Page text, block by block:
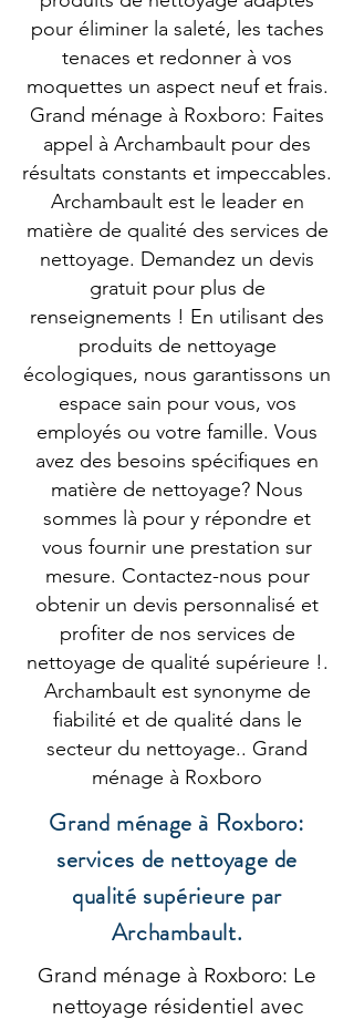
pour éliminer la saleté, les taches
tenaces et redonner à vos
moquettes un aspect neuf et frais.
Grand ménage à Roxboro: Faites
appel à Archambault pour des
résultats constants et impeccables.
Archambault est le leader en
matière de qualité des services de
nettoyage. Demandez un devis
gratuit pour plus de
renseignements ! En utilisant des
produits de nettoyage
écologiques, nous garantissons un
espace sain pour vous, vos
employés ou votre famille. Vous
avez des besoins spécifiques en
matière de nettoyage? Nous
sommes là pour y répondre et
vous fournir une prestation sur
mesure. Contactez-nous pour
obtenir un devis personnalisé et
profiter de nos services de
nettoyage de qualité supérieure !.
Archambault est synonyme de
fiabilité et de qualité dans le
secteur du nettoyage.. Grand
ménage à Roxboro
Grand ménage à Roxboro:
services de nettoyage de
qualité supérieure par
Archambault.
Grand ménage à Roxboro: Le
nettoyage résidentiel avec